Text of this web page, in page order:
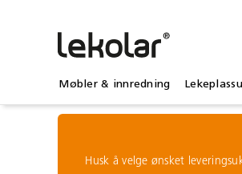
Møbler & innredning
Husk å velge ønsket